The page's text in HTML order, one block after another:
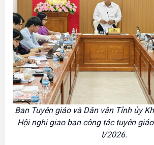
Ban Tuyên giáo và Dân vận Tỉnh ủy
Hội nghị giao ban công tác tuyên
I/2026.